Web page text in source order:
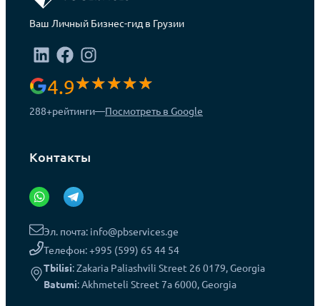
Ваш Личный Бизнес-гид в Грузии
4.9
288+рейтинги—Посмотреть в Google
Контакты
Эл. почта: info@pbservices.ge
Телефон: +995 (599) 65 44 54
Tbilisi: Zakaria Paliashvili Street 26 0179, Georgia
Batumi: Akhmeteli Street 7a 6000, Georgia